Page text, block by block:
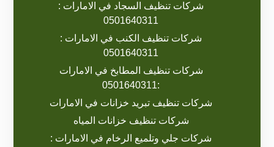
شركات تنظيف السجاد في الامارات :
0501640311
شركات تنظيف الكنب في الامارات :
0501640311
شركات تنظيف المطابخ في الامارات
:0501640311
شركات تنظيف تبريد خزانات في الامارات
شركات تنظيف خزانات المياه
شركات جلي وتلميع الرخام في الامارات :